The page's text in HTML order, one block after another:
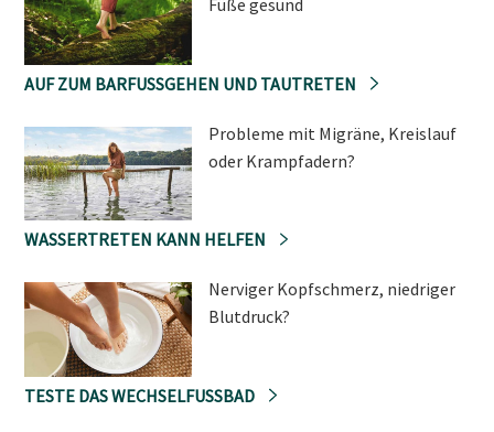
Füße gesund
AUF ZUM BARFUSSGEHEN UND TAUTRETEN
Probleme mit Migräne, Kreislauf
oder Krampfadern?
WASSERTRETEN KANN HELFEN
Nerviger Kopfschmerz, niedriger
Blutdruck?
TESTE DAS WECHSELFUSSBAD